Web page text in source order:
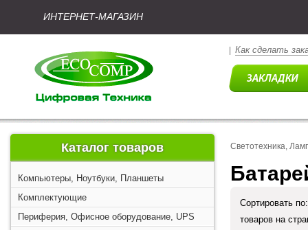
ИНТЕРНЕТ-МАГАЗИН
Как сделать
Каталог товаров
Компьютеры, Ноутбуки, Планшеты
Комплектующие
Периферия, Офисное оборудование, UPS
Светотехника,
Сортировать
товаров на